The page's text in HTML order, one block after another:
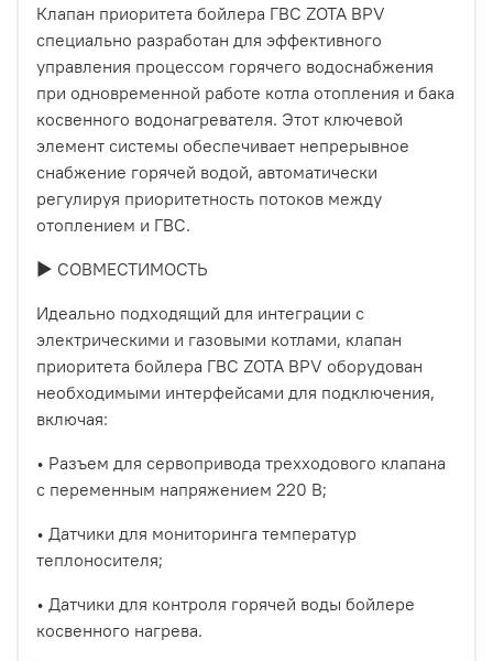
Клапан приоритета бойлера ГВС ZOTA BPV
специально разработан для эффективного
управления процессом горячего водоснабжения
при одновременной работе котла отопления и бака
косвенного водонагревателя. Этот ключевой
элемент системы обеспечивает непрерывное
снабжение горячей водой, автоматически
регулируя приоритетность потоков между
отоплением и ГВС.
► СОВМЕСТИМОСТЬ
Идеально подходящий для интеграции с
электрическими и газовыми котлами, клапан
приоритета бойлера ГВС ZOTA BPV оборудован
необходимыми интерфейсами для подключения,
включая:
• Разъем для сервопривода трехходового клапана
с переменным напряжением 220 В;
• Датчики для мониторинга температур
теплоносителя;
• Датчики для контроля горячей воды бойлере
косвенного нагрева.